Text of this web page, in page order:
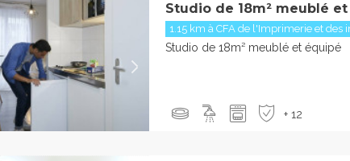
Studio de 18m² meublé
1.15 km à CFA de l'Imprimerie et des
Studio de 18m² meublé et équipé
+ 12